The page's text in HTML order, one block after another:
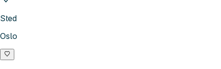
Sted
Oslo